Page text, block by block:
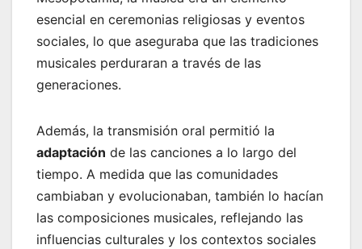
esencial en ceremonias religiosas y eventos
sociales, lo que aseguraba que las tradiciones
musicales perduraran a través de las
generaciones.
Además, la transmisión oral permitió la
adaptación de las canciones a lo largo del
tiempo. A medida que las comunidades
cambiaban y evolucionaban, también lo hacían
las composiciones musicales, reflejando las
influencias culturales y los contextos sociales